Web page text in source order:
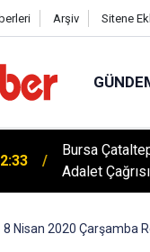
Arşiv Sitene
Bursa
Adalet Çağrısı
8 Nisan 2020 Çarşamba